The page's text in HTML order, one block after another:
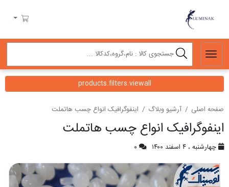
سبد خرید
products.filters.viewall
صفحه اصلی آرشیو وبلاگ اینفوگرافیک انواع چسب هاتملت
اینفوگرافیک انواع چسب هاتملت
چهارشنبه ، ۴ اسفند ۱۴۰۰